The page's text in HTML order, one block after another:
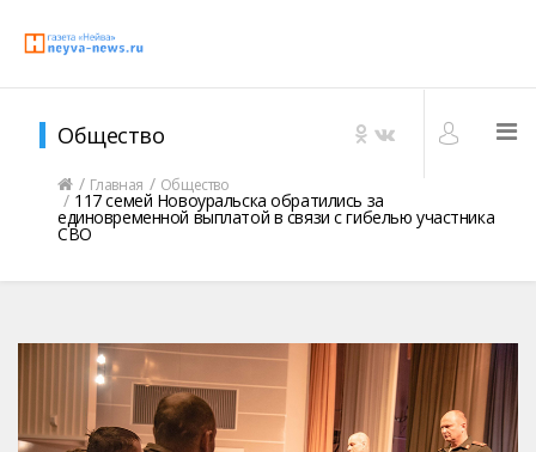
Общество
Главная Общество
117 семей Новоуральска обратились за
единовременной выплатой в связи с гибелью участника
СВО